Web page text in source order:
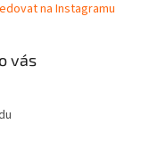
na Instagramu
vás